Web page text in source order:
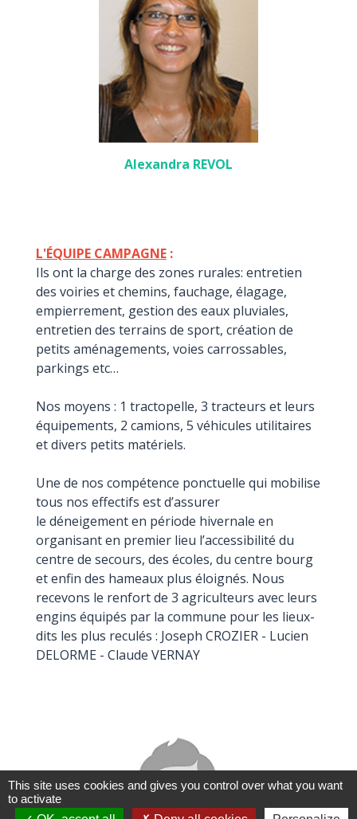
Alexandra REVOL
L'ÉQUIPE CAMPAGNE :
Ils ont la charge des zones rurales: entretien
des voiries et chemins, fauchage, élagage,
empierrement, gestion des eaux pluviales,
entretien des terrains de sport, création de
petits aménagements, voies carrossables,
parkings etc…
Nos moyens : 1 tractopelle, 3 tracteurs et leurs
équipements, 2 camions, 5 véhicules utilitaires
et divers petits matériels.
Une de nos compétence ponctuelle qui mobilise
tous nos effectifs est d’assurer
le déneigement en période hivernale en
organisant en premier lieu l’accessibilité du
centre de secours, des écoles, du centre bourg
et enfin des hameaux plus éloignés. Nous
recevons le renfort de 3 agriculteurs avec leurs
engins équipés par la commune pour les lieux-
dits les plus reculés : Joseph CROZIER - Lucien
DELORME - Claude VERNAY
This site uses cookies and gives you control over what you want
to activate